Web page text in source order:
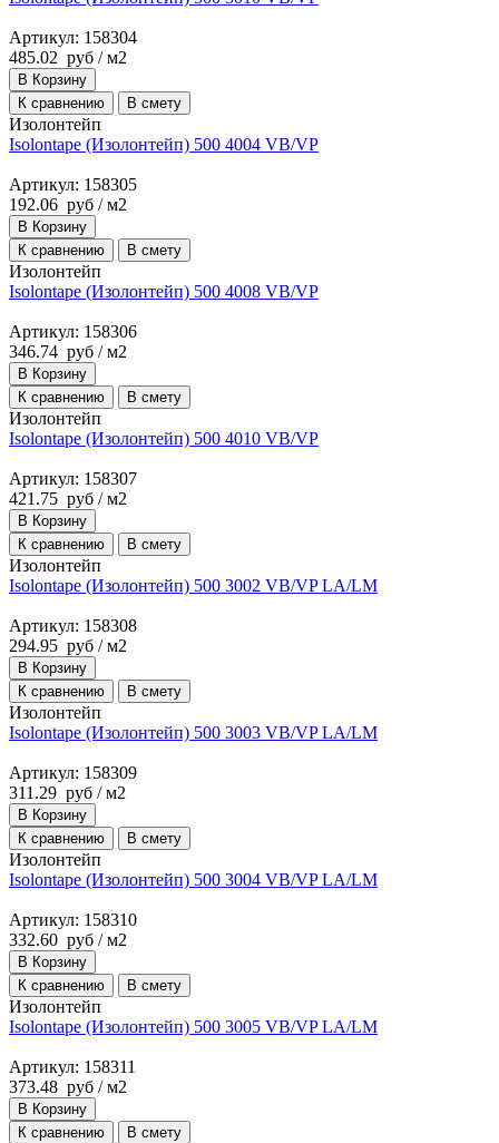
Артикул: 158304
485.02 руб / м2
В Корзину
К сравнению
В смету
Изолонтейп
Isolontape (Изолонтейп) 500 4004 VB/VP
Артикул: 158305
192.06 руб / м2
В Корзину
К сравнению
В смету
Изолонтейп
Isolontape (Изолонтейп) 500 4008 VB/VP
Артикул: 158306
346.74 руб / м2
В Корзину
К сравнению
В смету
Изолонтейп
Isolontape (Изолонтейп) 500 4010 VB/VP
Артикул: 158307
421.75 руб / м2
В Корзину
К сравнению
В смету
Изолонтейп
Isolontape (Изолонтейп) 500 3002 VB/VP LA/LM
Артикул: 158308
294.95 руб / м2
В Корзину
К сравнению
В смету
Изолонтейп
Isolontape (Изолонтейп) 500 3003 VB/VP LA/LM
Артикул: 158309
311.29 руб / м2
В Корзину
К сравнению
В смету
Изолонтейп
Isolontape (Изолонтейп) 500 3004 VB/VP LA/LM
Артикул: 158310
332.60 руб / м2
В Корзину
К сравнению
В смету
Изолонтейп
Isolontape (Изолонтейп) 500 3005 VB/VP LA/LM
Артикул: 158311
373.48 руб / м2
В Корзину
К сравнению
В смету